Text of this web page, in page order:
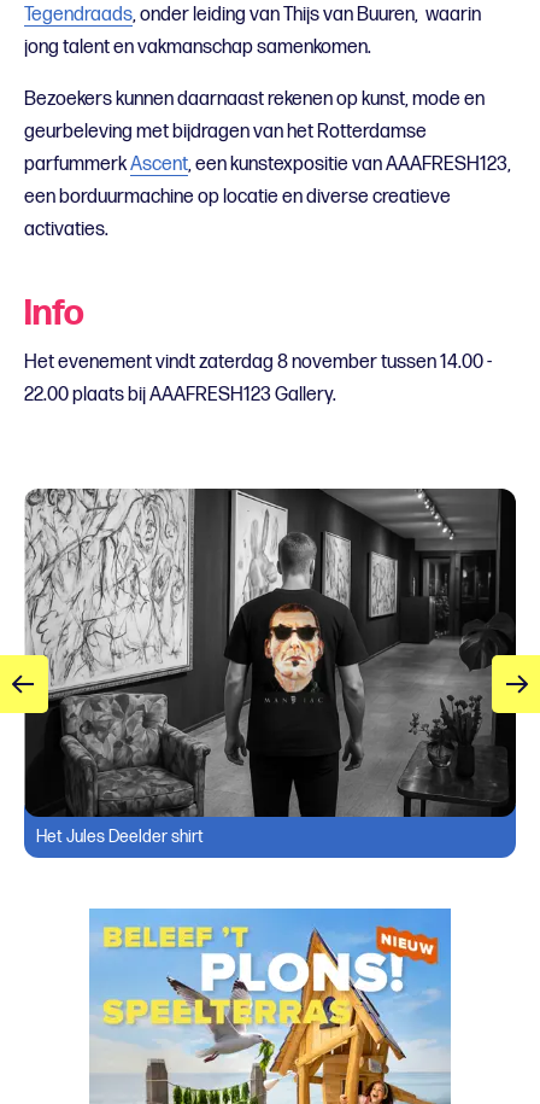
Tegendraads,onder leiding van Thijs van Buuren, waarin
jong talent en vakmanschap samenkomen.
Bezoekers kunnen daarnaast rekenen op kunst, mode en
geurbeleving met bijdragen van het Rotterdamse
parfummerkAscent, een kunstexpositie van AAAFRESH123,
een borduurmachine op locatie en diverse creatieve
activaties.
Info
Het evenement vindt zaterdag 8 november tussen 14.00 -
22.00 plaats bij AAAFRESH123 Gallery.
Het Jules Deelder shirt